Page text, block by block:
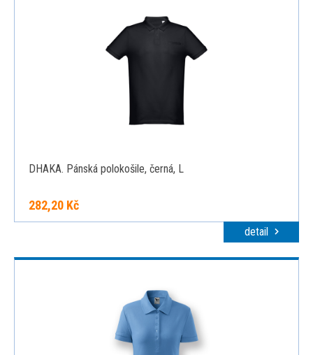
DHAKA. Pánská polokošile, černá, L
282,20 Kč
detail